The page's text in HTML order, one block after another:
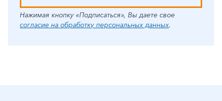
Нажимая кнопку «Подписаться», Вы даете свое
согласие на обработку персональных данных.